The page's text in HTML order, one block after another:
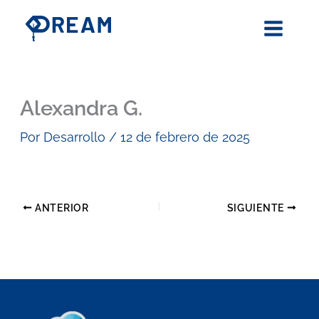
contenido
Alexandra G.
Por Desarrollo /12 de febrero de 2025
ANTERIOR SIGUIENTE